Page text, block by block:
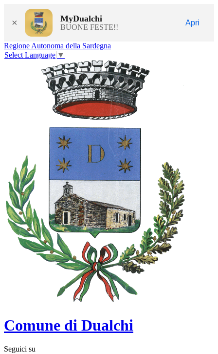
× MyDualchi
BUONE FESTE!!
Apri
Regione Autonoma della Sardegna
Select Language ▼
Comune di Dualchi
Seguici su